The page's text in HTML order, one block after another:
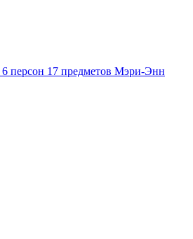
персон 17 предметов Мэри-Энн